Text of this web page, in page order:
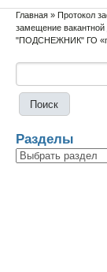
Вы здесь
Главная » Протокол
замещение
"ПОДСНЕЖНИК" ГО
Разделы